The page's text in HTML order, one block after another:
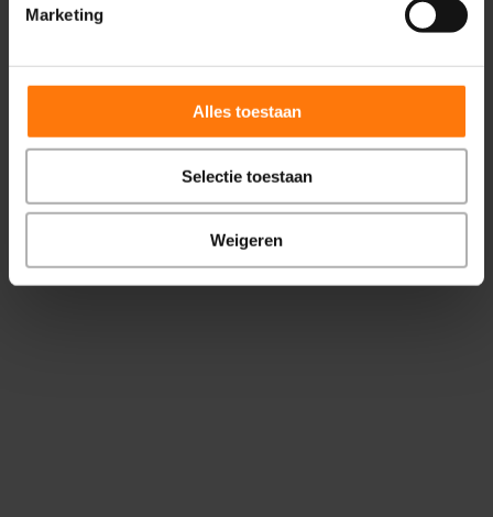
Marketing
Alles toestaan
Selectie toestaan
Weigeren
Medifactor